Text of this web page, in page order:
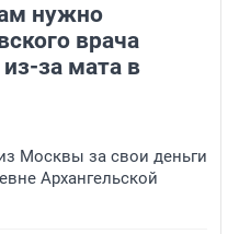
нужно
врача
за мата в
Москвы за свои деньги
Архангельской